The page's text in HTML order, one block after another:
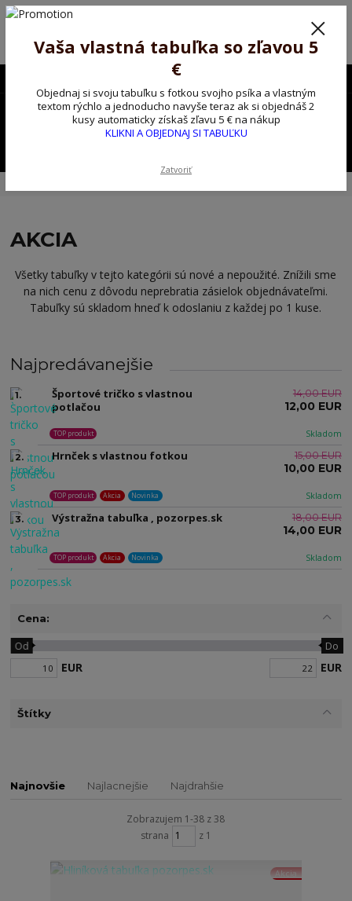
Poprosíme ctených zákazníkov o trpezlivosť, v tomto období máme
Preto sme Vám pripravili malý darček ako ospravedlnenie.
!!! ZĽAVA 5€ na PRVÚ objednávku nad 30€ s kódom pozorpes5 !!!
0,00 EUR
AKCIA
Všetky tabuľky v tejto kategórii sú nové a nepoužité. Znížili sme
na nich cenu z dôvodu neprebratia zásielok objednávateľmi.
Tabuľky sú skladom hneď k odoslaniu z každej po 1 kuse.
Najpredávanejšie
1.
Športové tričko s vlastnou
potlačou
Skladom
TOP produkt
14,00 EUR
12,00 EUR
2. Hrnček s vlastnou fotkou
Skladom
TOP produkt Akcia Novinka
15,00 EUR
10,00 EUR
3. Výstražna tabuľka , pozorpes.sk
Skladom
TOP produkt Akcia Novinka
18,00 EUR
14,00 EUR
Cena:
EUR
Od Do
EUR
Štítky
Najnovšie Najlacnejšie Najdrahšie
Zobrazujem 1-38 z 38
strana
z 1
Akcia
Vaša vlastná tabuľka so zľavou 5
€
Objednaj si svoju tabuľku s fotkou svojho psíka a vlastným
textom rýchlo a jednoducho navyše teraz ak si objednáš 2
kusy automaticky získaš zľavu 5 € na nákup
KLIKNI A OBJEDNAJ SI TABUĽKU
Zatvoriť